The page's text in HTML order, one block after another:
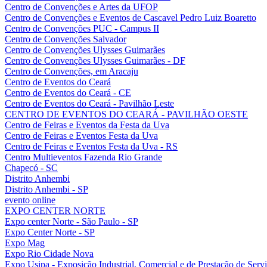
Centro de Convenções e Artes da UFOP
Centro de Convenções e Eventos de Cascavel Pedro Luiz Boaretto
Centro de Convenções PUC - Campus II
Centro de Convenções Salvador
Centro de Convenções Ulysses Guimarães
Centro de Convenções Ulysses Guimarães - DF
Centro de Convenções, em Aracaju
Centro de Eventos do Ceará
Centro de Eventos do Ceará - CE
Centro de Eventos do Ceará - Pavilhão Leste
CENTRO DE EVENTOS DO CEARÁ - PAVILHÃO OESTE
Centro de Feiras e Eventos da Festa da Uva
Centro de Feiras e Eventos Festa da Uva
Centro de Feiras e Eventos Festa da Uva - RS
Centro Multieventos Fazenda Rio Grande
Chapecó - SC
Distrito Anhembi
Distrito Anhembi - SP
evento online
EXPO CENTER NORTE
Expo center Norte - São Paulo - SP
Expo Center Norte - SP
Expo Mag
Expo Rio Cidade Nova
Expo Usipa - Exposição Industrial, Comercial e de Prestação de